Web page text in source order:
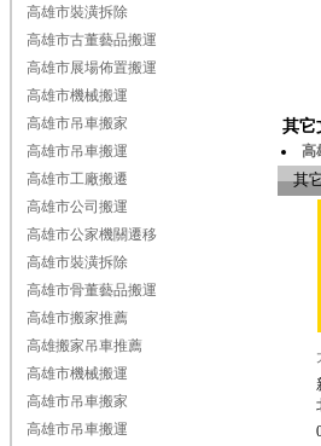
高雄市裝潢拆除
高雄市古董藝品搬運
高雄市展場佈置搬運
高雄市機械搬運
高雄市吊車搬家
高雄市吊車搬運
高雄市工廠搬遷
高雄市公司搬運
高雄市公家機關遷移
高雄市裝潢拆除
高雄市骨董藝品搬運
高雄市搬家推薦
高雄搬家吊車推薦
高雄市機械搬運
高雄市吊車搬家
高雄市吊車搬運
其它
高
其它